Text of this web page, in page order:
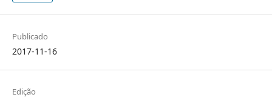
Publicado
2017-11-16
Edição